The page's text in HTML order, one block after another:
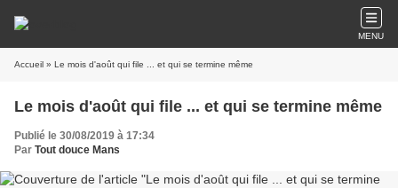
MENU
Accueil » Le mois d'août qui file ... et qui se termine même
Le mois d'août qui file ... et qui se termine même
Publié le 30/08/2019 à 17:34
Par Tout douce Mans